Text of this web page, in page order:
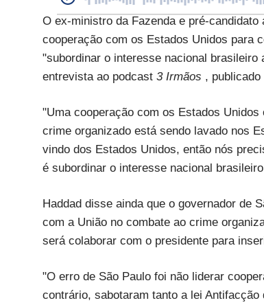
O ex-ministro da Fazenda e pré-
cooperação com os Estados Unidos para
"subordinar o interesse nacional
entrevista ao podcast 3 Irmãos ,
"Uma cooperação com os Estados
crime organizado está sendo lavado nos
vindo dos Estados Unidos, então nós
é subordinar o interesse nacional
Haddad disse ainda que o governador de
com a União no combate ao crime
será colaborar com o presidente para
"O erro de São Paulo foi não liderar
contrário, sabotaram tanto a lei